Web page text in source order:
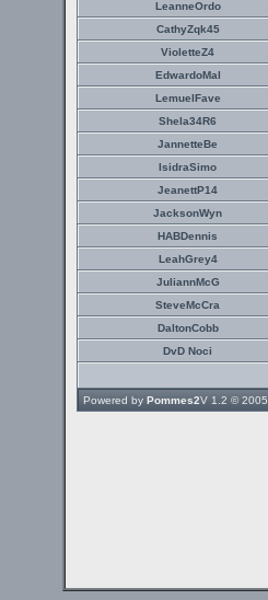
LeanneOrdo
CathyZqk45
VioletteZ4
EdwardoMal
LemuelFave
Shela34R6
JannetteBe
IsidraSimo
JeanettP14
JacksonWyn
HABDennis
LeahGrey4
JuliannMcG
SteveMcCra
DaltonCobb
DvD Noci
Powered by Pommes2V 1.2 © 2005